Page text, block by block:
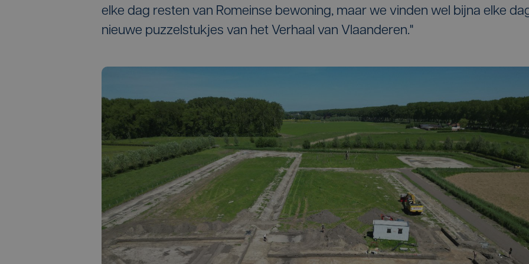
elke dag resten van Romeinse bewoning, maar we vinden wel bijna elke
nieuwe puzzelstukjes van het Verhaal van Vlaanderen."